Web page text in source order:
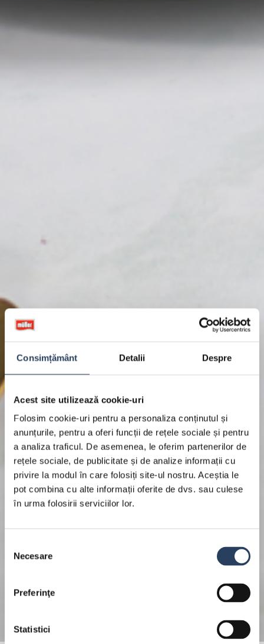
Consimțământ Detalii Despre
Acest site utilizează cookie-uri
Folosim cookie-uri pentru a personaliza conținutul și
anunțurile, pentru a oferi funcții de rețele sociale și pentru
a analiza traficul. De asemenea, le oferim partenerilor de
rețele sociale, de publicitate și de analize informații cu
privire la modul în care folosiți site-ul nostru. Aceștia le
pot combina cu alte informații oferite de dvs. sau culese
în urma folosirii serviciilor lor.
consimțământului
Necesare
Preferinţe
Statistici